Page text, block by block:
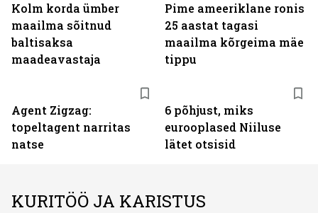
Kolm korda ümber
maailma sõitnud
baltisaksa
maadeavastaja
Pime ameeriklane ronis
25 aastat tagasi
maailma kõrgeima mäe
tippu
Agent Zigzag:
topeltagent narritas
natse
6 põhjust, miks
eurooplased Niiluse
lätet otsisid
KURITÖÖ JA KARISTUS